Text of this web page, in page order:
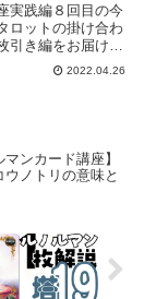
実践編８回目の今
ロットの掛け合わ
引き編をお届けし
2022.04.26
ンカード講座】
ノトリの意味と